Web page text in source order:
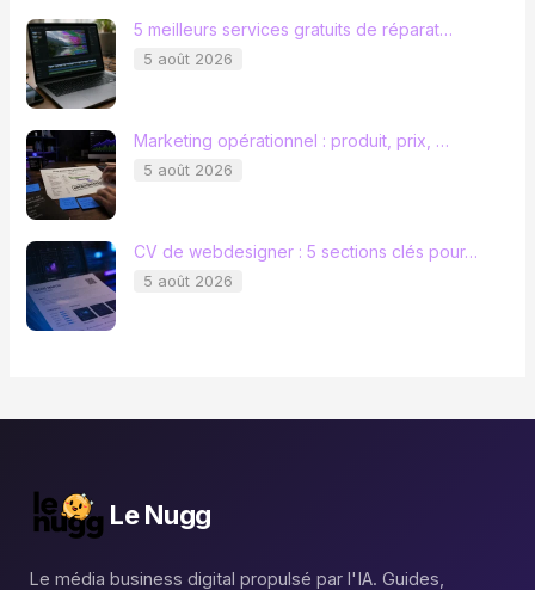
5 meilleurs services gratuits de réparat…
5 août 2026
Marketing opérationnel : produit, prix, …
5 août 2026
CV de webdesigner : 5 sections clés pour…
5 août 2026
Le Nugg
Le média business digital propulsé par l'IA. Guides,